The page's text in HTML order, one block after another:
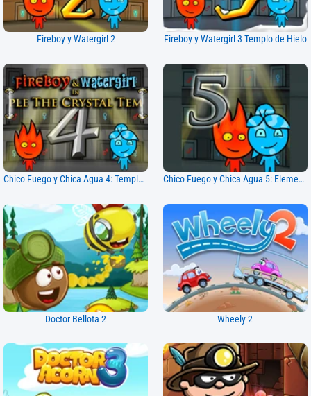
Fireboy y Watergirl 2 Fireboy y Watergirl 3 Templo de Hielo
Chico Fuego y Chica Agua 4: Templo de Cristal Chico Fuego y Chica Agua 5: Elementos
Doctor Bellota 2 Wheely 2